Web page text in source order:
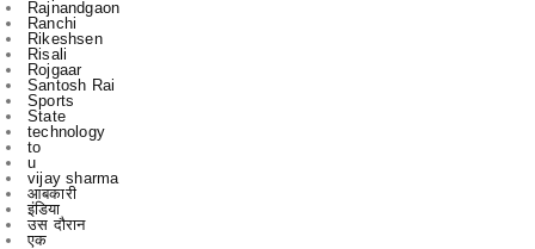
Santosh Rai
Sports
State
technology
to
u
vijay sharma
आबकारी
इंडिया
उस दौरान
एक
एम
एल
कबीरधाम
कवर्ध